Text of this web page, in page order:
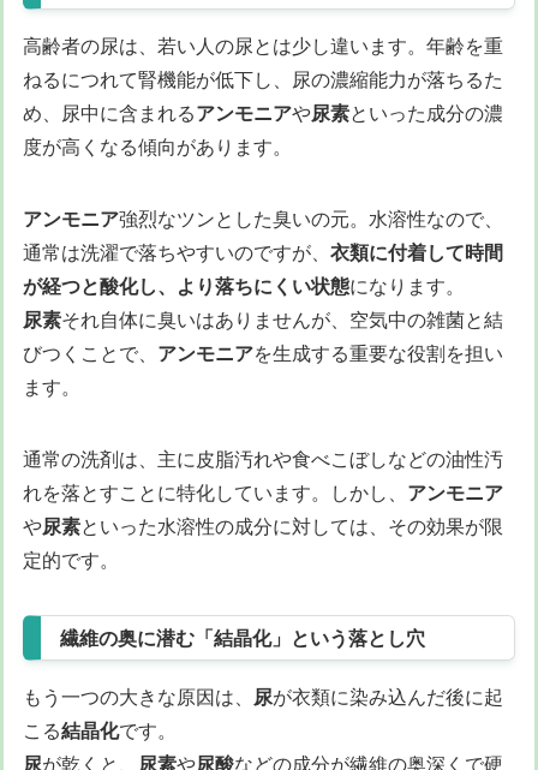
高齢者の尿は、若い人の尿とは少し違います。年齢を重
ねるにつれて腎機能が低下し、尿の濃縮能力が落ちるた
め、尿中に含まれるアンモニアや尿素といった成分の濃
度が高くなる傾向があります。
アンモニア強烈なツンとした臭いの元。水溶性なので、
通常は洗濯で落ちやすいのですが、 衣類に付着して時間
が経つと酸化し、より落ちにくい状態になります。
尿素それ自体に臭いはありませんが、空気中の雑菌と結
びつくことで、 アンモニアを生成する重要な役割を担い
ます。
通常の洗剤は、主に皮脂汚れや食べこぼしなどの油性汚
れを落とすことに特化しています。しかし、 アンモニア
や尿素といった水溶性の成分に対しては、その効果が限
定的です。
繊維の奥に潜む「結晶化」という落とし穴
もう一つの大きな原因は、 尿が衣類に染み込んだ後に起
こる結晶化です。
尿が乾くと、 尿素や尿酸などの成分が繊維の奥深くで硬